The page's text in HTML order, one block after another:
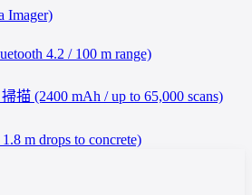
Imager)
4.2 / 100 m range)
描 (2400 mAh / up to 65,000 scans)
m drops to concrete)